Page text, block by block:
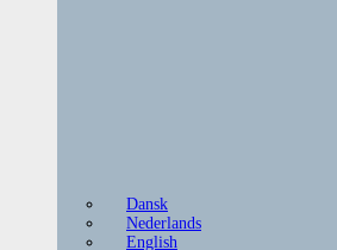
Dansk
Nederlands
English